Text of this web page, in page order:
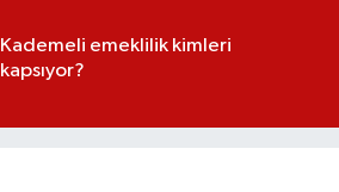
Kademeli emeklilik kimleri
kapsıyor?